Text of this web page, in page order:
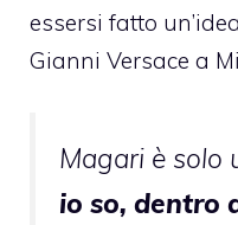
essersi fatto
Gianni Versace a
Magari è solo
io so, dentro